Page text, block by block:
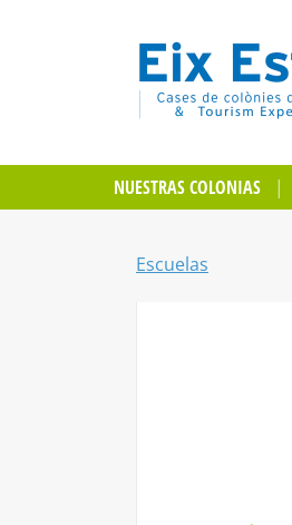
NUESTRAS COLONIAS
Escuelas